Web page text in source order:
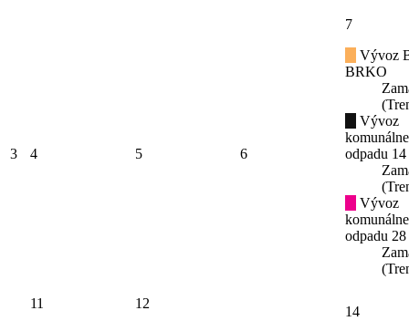
3 4 5 6
7
Vývoz
BRKO
Vývoz
odpadu
Vývoz
odpadu
11
12
14